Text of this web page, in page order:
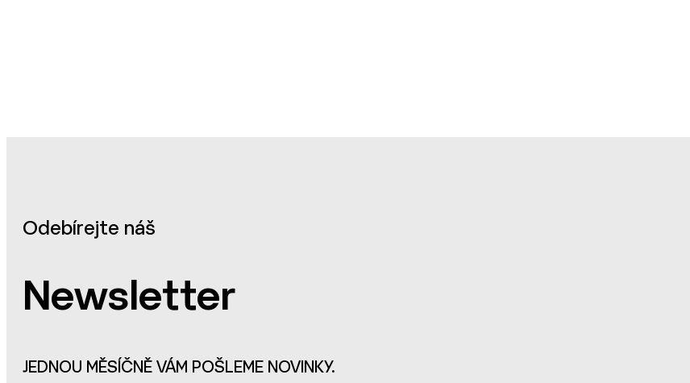
Odebírejte náš
Newsletter
JEDNOU MĚSÍČNĚ VÁM POŠLEME NOVINKY.